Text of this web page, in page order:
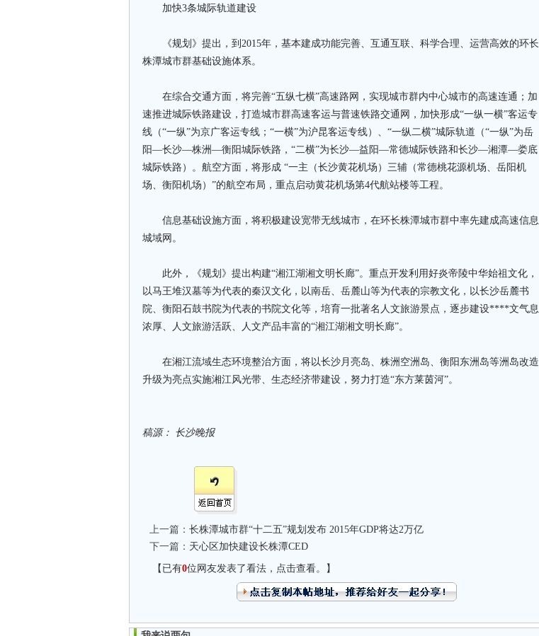
加快3条城际轨道建设
《规划》提出，到2015年，基本建成功能完善、互通互联、科学合理、运营高效的环长
株潭城市群基础设施体系。
在综合交通方面，将完善“五纵七横”高速路网，实现城市群内中心城市的高速连通；加
速推进城际铁路建设，打造城市群高速客运与普速铁路交通网，加快形成“一纵一横”客运专
线（“一纵”为京广客运专线；“一横”为沪昆客运专线）、“一纵二横”城际轨道（“一纵”为岳
阳—长沙—株洲—衡阳城际铁路，“二横”为长沙—益阳—常德城际铁路和长沙—湘潭—娄底
城际铁路）。航空方面，将形成 “一主（长沙黄花机场）三辅（常德桃花源机场、岳阳机
场、衡阳机场）”的航空布局，重点启动黄花机场第4代航站楼等工程。
信息基础设施方面，将积极建设宽带无线城市，在环长株潭城市群中率先建成高速信息
城域网。
此外，《规划》提出构建“湘江湖湘文明长廊”。重点开发利用好炎帝陵中华始祖文化，
以马王堆汉墓等为代表的秦汉文化，以南岳、岳麓山等为代表的宗教文化，以长沙岳麓书
院、衡阳石鼓书院为代表的书院文化等，培育一批著名人文旅游景点，逐步建设****文气息
浓厚、人文旅游活跃、人文产品丰富的“湘江湖湘文明长廊”。
在湘江流域生态环境整治方面，将以长沙月亮岛、株洲空洲岛、衡阳东洲岛等洲岛改造
升级为亮点实施湘江风光带、生态经济带建设，努力打造“东方莱茵河”。
稿源： 长沙晚报
上一篇： 长株潭城市群“十二五”规划发布 2015年GDP将达2万亿
下一篇： 天心区加快建设长株潭CED
【已有0位网友发表了看法，点击查看。】